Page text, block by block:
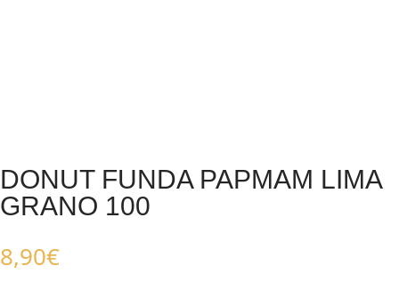
DONUT FUNDA PAPMAM LIMA
GRANO 100
8,90€